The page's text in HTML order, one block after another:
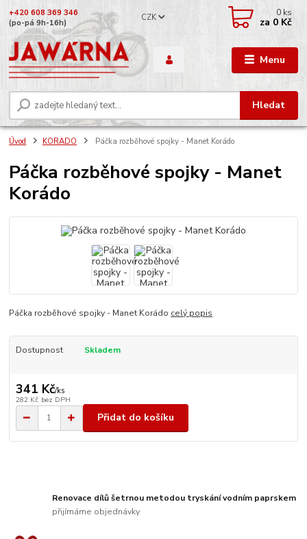
Menu
CZK
Hledat
+420 608 369 346
(po-pá 9h-16h)
0 ks
za 0 Kč
Úvod KORADO Páčka rozběhové spojky - Manet Korádo
Páčka rozběhové spojky - Manet
Korádo
Páčka rozběhové spojky - Manet Korádo celý popis
Dostupnost Skladem
341 Kč/ks
282 Kč bez DPH
Přidat do košíku
Renovace dílů šetrnou metodou tryskání vodním paprskem
přijímáme objednávky